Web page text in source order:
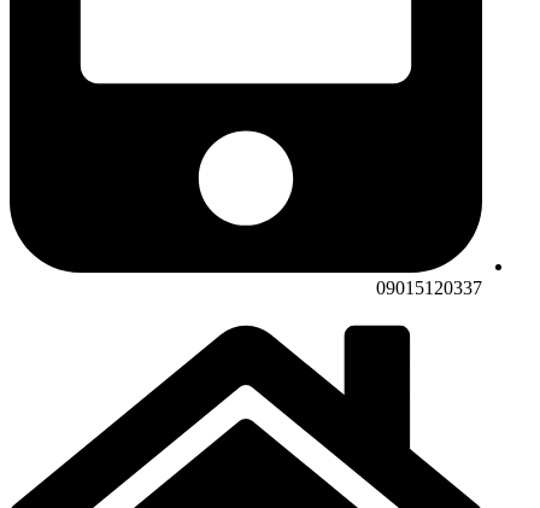
09015120337